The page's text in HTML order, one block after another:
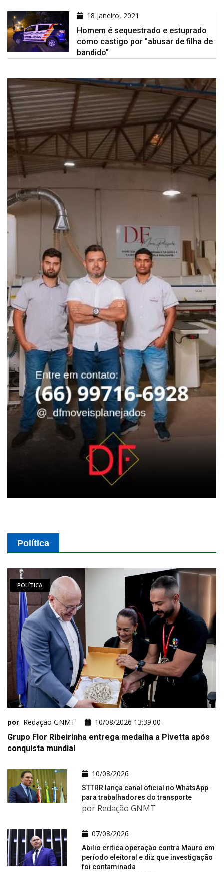
18 janeiro, 2021
Homem é sequestrado e estuprado
como castigo por "abusar de filha de
bandido"
Política
POLÍTICA
por Redação GNMT
10/08/2026 13:39:00
Grupo Flor Ribeirinha entrega medalha a Pivetta após
conquista mundial
10/08/2026
STTRR lança canal oficial no WhatsApp
para trabalhadores do transporte
por Redação GNMT
07/08/2026
Abilio critica operação contra Mauro em
período eleitoral e diz que investigação
foi contaminada